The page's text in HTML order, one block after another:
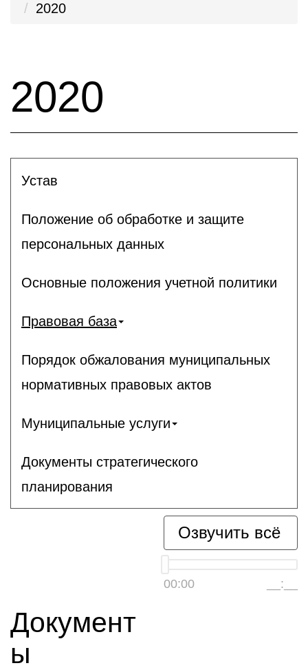
2020
2020
Устав
Положение об обработке и защите
персональных данных
Основные положения учетной политики
Правовая база
Порядок обжалования муниципальных
нормативных правовых актов
Муниципальные услуги
Документы стратегического
планирования
Озвучить всё
00:00 __:__
Документ
ы